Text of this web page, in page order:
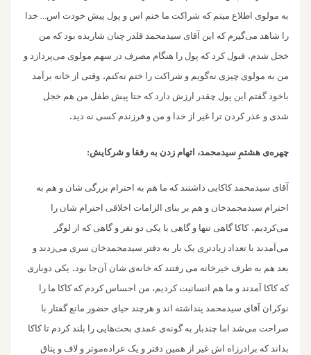
به مولوی اطلاع میتم که شراکت ما ختم اس و پول پیش خودت اس… خدا
را شاهد می‌گیرم که این آقای‌ سیدمحمد قلدر چنان شاریده بود که من
خجل شدم. قبول کرد که پول را هنگام مصرف در سهم مولوی می‌پردازد و
من به مولوی چیزی نه‌گویم و شراکت را ختم نه‌کنم. وقتی از خانه برآمد
باخود گفتم این پول چقدر ارزش دارد که حتا پیش طفل من هم خجل
شدی‌‌ ‌و عذر کردن ترا غیر از خدا و من و فرزندم کسی نه دید.
چهره‌‌ی هشتمِ سیدمحمد، اتهام زدن به رفقا و شرکایش:
آقای سیدمحمد کاکایی‌ داشتند که ما هم به احترام بزرگی شان و هم به
احترام سیدمحمدخان ‌و هم بر بنای الزامات اخلاقی احترام شان را
می‌کردیم.کاکا گاهی تنها و گاهی با یکی دو نفر و‌ گاهی که از لوگر
می‌‌آمدند با تعداد زیادتری یک بار به دفتر سیدمحمد‌خان سری می‌زدند و
بعد هم به طرف خیرخانه می رفتند که خانه‌ی شان آن‌جا بود. یکی دوباری
که کاکا آمدند ‌و ما هم انسانیت کردیم، من احساس کردم که کاکا ما را
نوکران آقای سیدمحمد پنداشته اند و هرچند حیای حضور مانع گفتار با
صراحت می‌شد اما چندبار به گونه‌ی عمدی بحث‌هایی را بلند کردم تا کاکا
بداند که برادرزاه اش غیر از همین دفتر و یک عراده‌موتر و لاف و پتاق